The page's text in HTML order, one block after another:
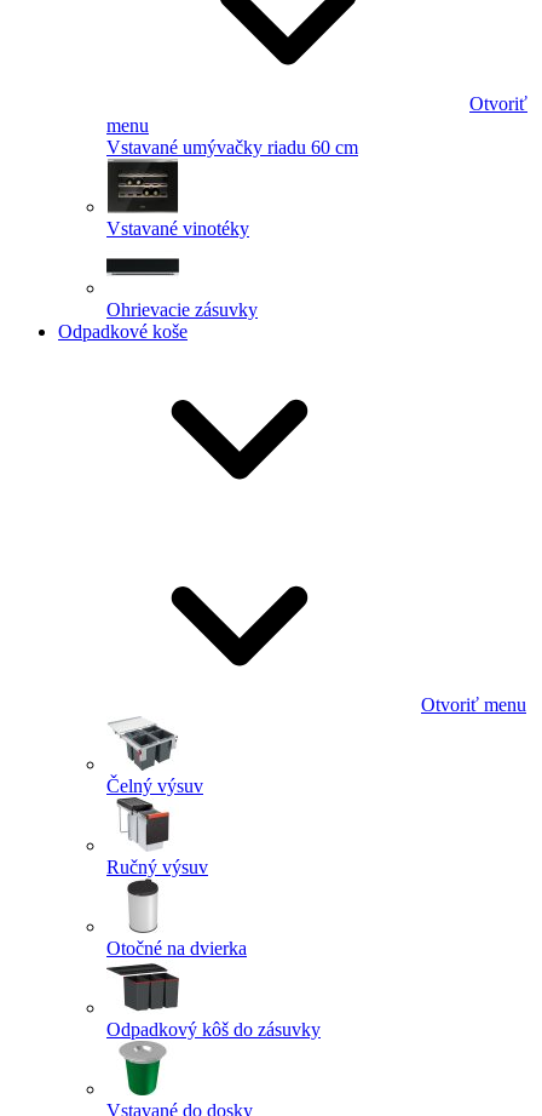
Otvoriť
menu
Vstavané umývačky riadu 60 cm
Vstavané vinotéky
Ohrievacie zásuvky
Odpadkové koše
Otvoriť menu
Čelný výsuv
Ručný výsuv
Otočné na dvierka
Odpadkový kôš do zásuvky
Vstavané do dosky